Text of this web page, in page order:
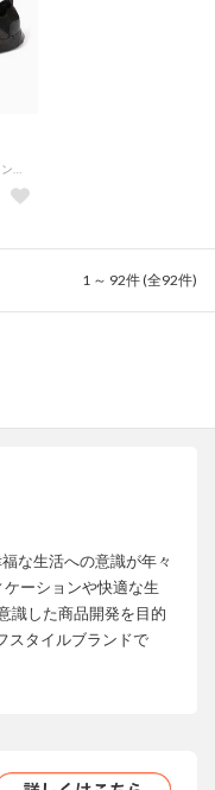
1 ～ 92件 (全92件)
な生活への意識が年々
ーションや快適な生
識した商品開発を目的
スタイルブランドで